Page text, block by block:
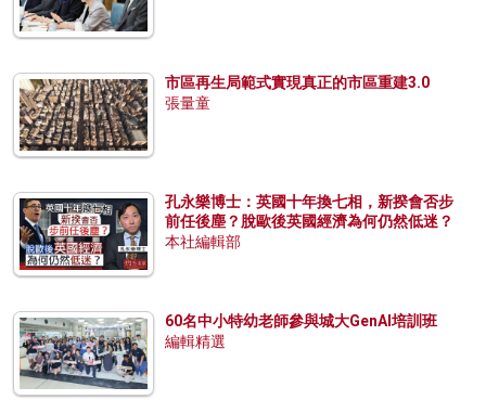
市區再生局範式實現真正的市區重建3.0
張量童
孔永樂博士：英國十年換七相，新揆會否步
前任後塵？脫歐後英國經濟為何仍然低迷？
本社編輯部
60名中小特幼老師參與城大GenAI培訓班
編輯精選